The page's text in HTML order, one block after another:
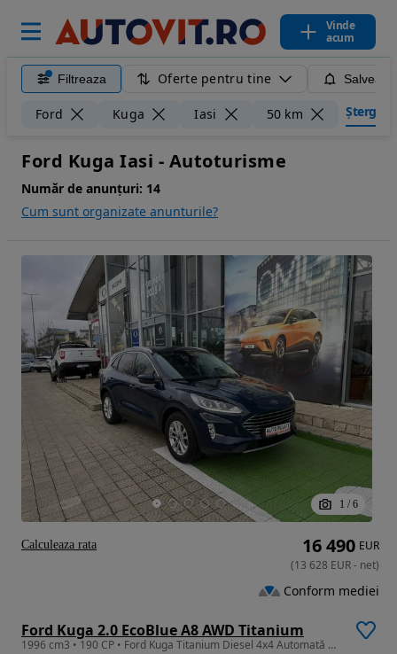
Vinde
acum
Filtreaza Oferte pentru tine
Ford Kuga Iasi 50 km Șterge
Ford Kuga Iasi - Autoturisme
Număr de anunțuri: 14
Cum sunt organizate anunturile?
1 / 6
Ford Kuga 2.0 EcoBlue A8 AWD Titanium
1996 cm3 • 190 CP • Ford Kuga Titanium Diesel 4x4 Automată Garanție Finanțare
16 490 EUR
(13 628 EUR- net)
Conform mediei
Calculeaza rata